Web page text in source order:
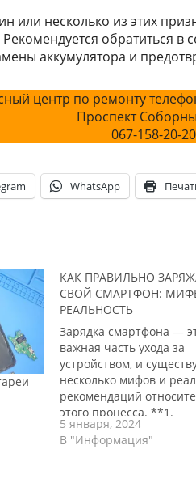
или несколько из этих
обратиться в
аккумулятора и
центр по ремонту
Проспект
067-158-20-20
WhatsApp
КАК ПРАВИЛЬНО
СВОЙ СМАРТФОН:
РЕАЛЬНОСТЬ
Зарядка смартфона —
важная часть ухода за
устройством, и
несколько мифов и
рекомендаций
этого процесса. **1.
Используйте
зарядное устройство:
5 января, 2024
В "Информация"